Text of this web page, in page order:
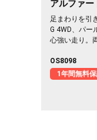
アルファ
足まわりを引
G 4WD、パー
心強い走り。
動もゆったり
余裕の空間で
🚗✨💺🙌😎《1
OS8098
1年間無料